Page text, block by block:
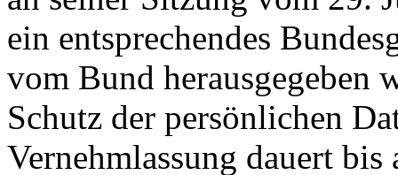
ein entsprechendes
vom Bund herausgegeben
Schutz der persönlichen
Vernehmlassung dauert